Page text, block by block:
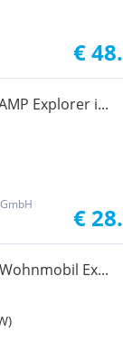
€
Explorer i...
€
Ex...